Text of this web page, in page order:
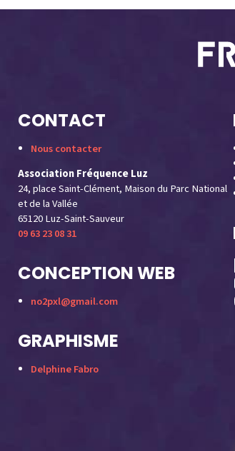
CONTACT
Nous contacter
Association Fréquence Luz
24, place Saint-Clément, Maison du Parc National
et de la Vallée
65120 Luz-Saint-Sauveur
09 63 23 08 31
CONCEPTION WEB
no2pxl@gmail.com
GRAPHISME
Delphine Fabro